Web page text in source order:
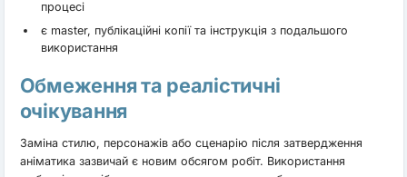
процесі
є master, публікаційні копії та інструкція з подальшого
використання
Обмеження та реалістичні
очікування
Заміна стилю, персонажів або сценарію після затвердження
аніматика зазвичай є новим обсягом робіт. Використання